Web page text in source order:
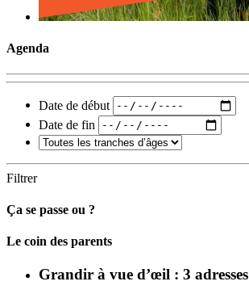
Agenda
Date de début
Date de fin
Filtrer
Ça se passe ou ?
Carto
Le coin des parents
Grandir à vue d’œil : 3 adresses